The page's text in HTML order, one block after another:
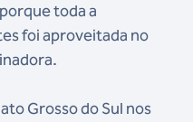
toda a
foi aproveitada no
Grosso do Sul nos